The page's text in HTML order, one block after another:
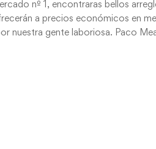
nº 1, encontraras bellos
a precios económicos en
nuestra gente laboriosa. Paco